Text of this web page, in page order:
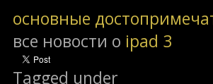
основные
все новости о ipad 3
Tagged under